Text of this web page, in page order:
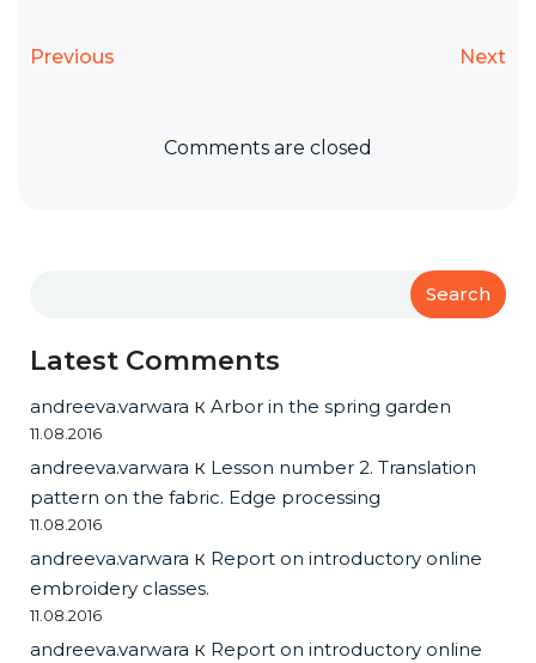
Previous Next
Comments are closed
Search
Latest Comments
andreeva.varwara к Arbor in the spring garden
11.08.2016
andreeva.varwara к Lesson number 2. Translation
pattern on the fabric. Edge processing
11.08.2016
andreeva.varwara к Report on introductory online
embroidery classes.
11.08.2016
andreeva.varwara к Report on introductory online